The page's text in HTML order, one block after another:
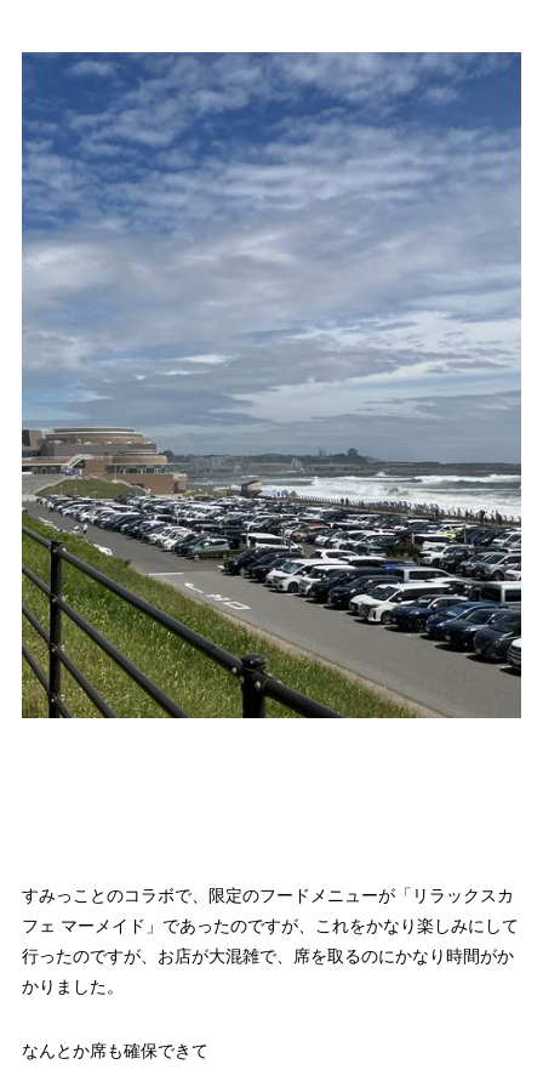
すみっことのコラボで、限定のフードメニューが「リラックスカ
フェ マーメイド」であったのですが、これをかなり楽しみにして
行ったのですが、お店が大混雑で、席を取るのにかなり時間がか
かりました。
なんとか席も確保できて